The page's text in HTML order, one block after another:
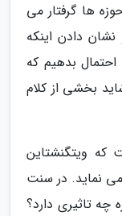
ها گرفتار می
دادن اینکه
احتمال بدهیم که
بخشی از کلام
که ویتگنشتاین
نماید. در سنت
چه تاثیری دارد؟